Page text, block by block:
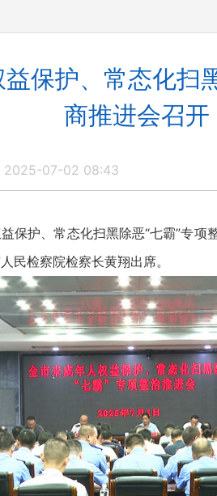
保护、常态化扫
商推进会召开
2025-07-02 08:43
护、常态化扫黑除恶“七霸”专项
民检察院检察长黄翔出席。